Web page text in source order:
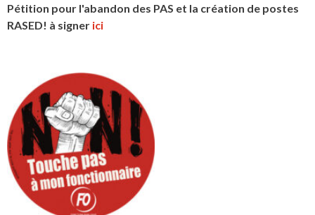
Pétition pour l'abandon des PAS et la création de postes
RASED! à signer ici